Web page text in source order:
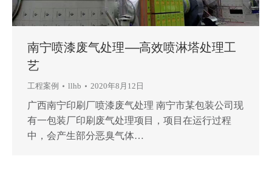
南宁喷漆废气处理——高效喷淋塔处理工
艺
工程案例 llhb 2020年8月12日
广西南宁印刷厂喷漆废气处理 南宁市某包装公司现
有一包装厂印刷废气处理项目，项目在运行过程
中，会产生部分恶臭气体…